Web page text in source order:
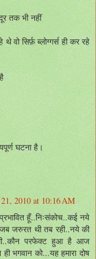
तक भी नहीं
वो सिर्फ़ ब्लोग्गर्स ही कर रहे
घटना है।
2010 at 10:16 AM
हूँ..निःसंकोच..कई नये
जरुरत थी तब रही..नये की
परफेक्ट हुआ है आज
भगवान को...यह हमारा दोष